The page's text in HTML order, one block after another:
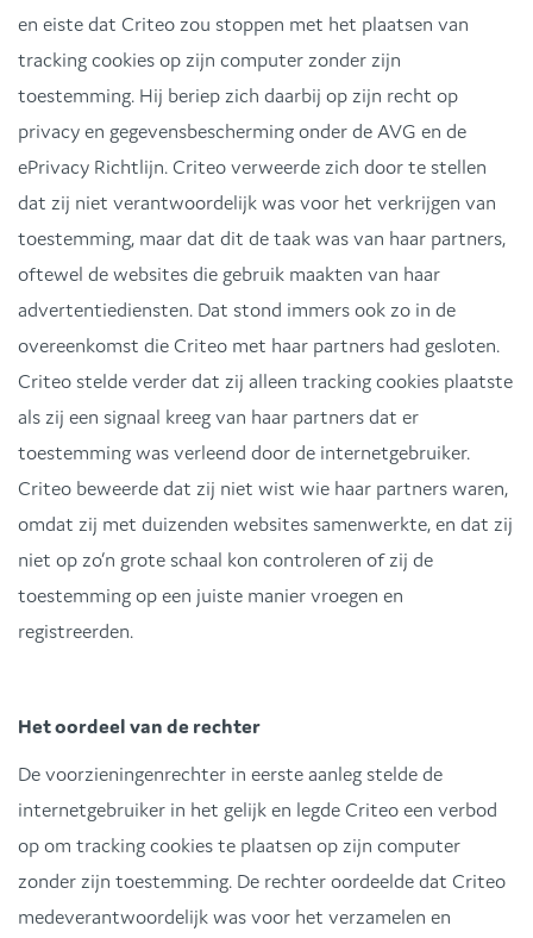
en eiste dat Criteo zou stoppen met het plaatsen van
tracking cookies op zijn computer zonder zijn
toestemming. Hij beriep zich daarbij op zijn recht op
privacy en gegevensbescherming onder de AVG en de
ePrivacy Richtlijn. Criteo verweerde zich door te stellen
dat zij niet verantwoordelijk was voor het verkrijgen van
toestemming, maar dat dit de taak was van haar partners,
oftewel de websites die gebruik maakten van haar
advertentiediensten. Dat stond immers ook zo in de
overeenkomst die Criteo met haar partners had gesloten.
Criteo stelde verder dat zij alleen tracking cookies plaatste
als zij een signaal kreeg van haar partners dat er
toestemming was verleend door de internetgebruiker.
Criteo beweerde dat zij niet wist wie haar partners waren,
omdat zij met duizenden websites samenwerkte, en dat zij
niet op zo’n grote schaal kon controleren of zij de
toestemming op een juiste manier vroegen en
registreerden.
Het oordeel van de rechter
De voorzieningenrechter in eerste aanleg stelde de
internetgebruiker in het gelijk en legde Criteo een verbod
op om tracking cookies te plaatsen op zijn computer
zonder zijn toestemming. De rechter oordeelde dat Criteo
medeverantwoordelijk was voor het verzamelen en